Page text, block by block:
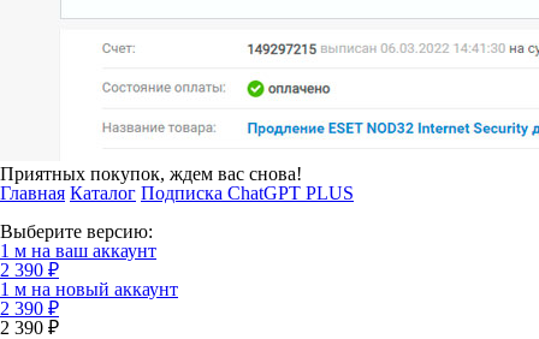
Приятных покупок, ждем вас снова!
Главная Каталог Подписка ChatGPT PLUS
Выберите версию:
1 м на ваш аккаунт
2 390 ₽
1 м на новый аккаунт
2 390 ₽
2 390 ₽